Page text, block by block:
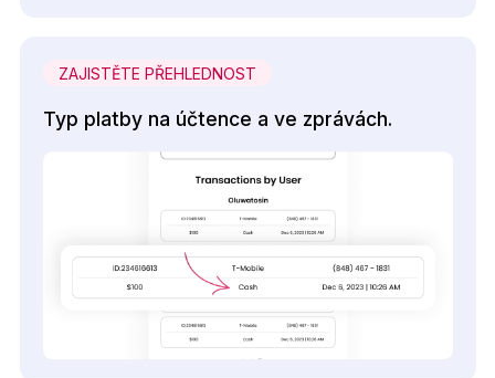
ZAJISTĚTE PŘEHLEDNOST
Typ platby na účtence a ve zprávách.